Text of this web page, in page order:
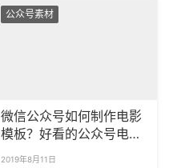
公众号素材
微信公众号如何制作电影
模板？好看的公众号电影
2019年8月11日